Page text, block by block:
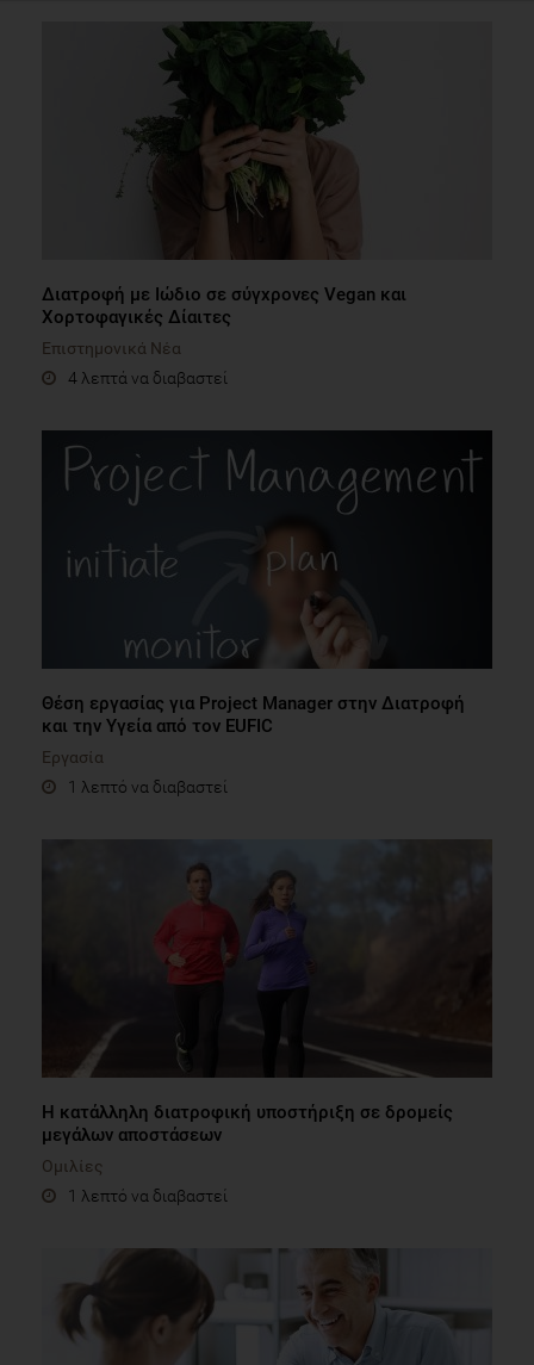
Διατροφή με Ιώδιο σε σύγχρονες Vegan και
Xορτοφαγικές Δίαιτες
Επιστημονικά Νέα
4 λεπτά να διαβαστεί
Θέση εργασίας για Project Manager στην Διατροφή
και την Υγεία από τον EUFIC
Εργασία
1 λεπτό να διαβαστεί
Η κατάλληλη διατροφική υποστήριξη σε δρομείς
μεγάλων αποστάσεων
Ομιλίες
1 λεπτό να διαβαστεί